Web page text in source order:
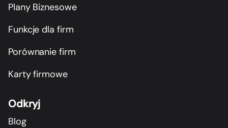
Plany Biznesowe
Funkcje dla firm
Porównanie firm
Karty firmowe
Odkryj
Blog